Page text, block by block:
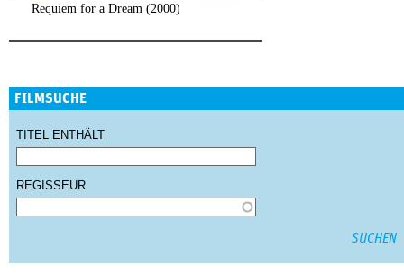
Requiem for a Dream (2000)
FILMSUCHE
TITEL ENTHÄLT
REGISSEUR